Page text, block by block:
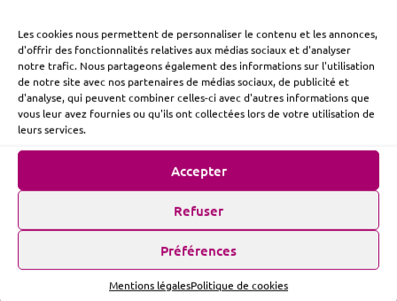
Les cookies nous permettent de personnaliser le contenu et les annonces,
d'offrir des fonctionnalités relatives aux médias sociaux et d'analyser
notre trafic. Nous partageons également des informations sur l'utilisation
de notre site avec nos partenaires de médias sociaux, de publicité et
d'analyse, qui peuvent combiner celles-ci avec d'autres informations que
vous leur avez fournies ou qu'ils ont collectées lors de votre utilisation de
leurs services.
Accepter
Refuser
Préférences
Mentions légalesPolitique de cookies